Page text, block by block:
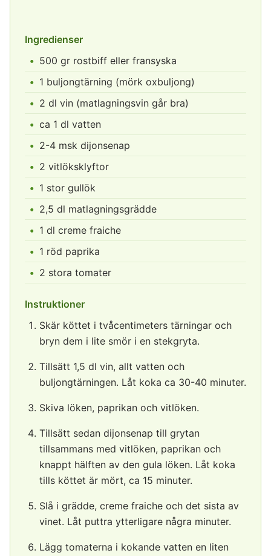
Ingredienser
500 gr rostbiff eller fransyska
1 buljongtärning (mörk oxbuljong)
2 dl vin (matlagningsvin går bra)
ca 1 dl vatten
2-4 msk dijonsenap
2 vitlöksklyftor
1 stor gullök
2,5 dl matlagningsgrädde
1 dl creme fraiche
1 röd paprika
2 stora tomater
Instruktioner
Skär köttet i tvåcentimeters tärningar och
bryn dem i lite smör i en stekgryta.
Tillsätt 1,5 dl vin, allt vatten och
buljongtärningen. Låt koka ca 30-40 minuter.
Skiva löken, paprikan och vitlöken.
Tillsätt sedan dijonsenap till grytan
tillsammans med vitlöken, paprikan och
knappt hälften av den gula löken. Låt koka
tills köttet är mört, ca 15 minuter.
Slå i grädde, creme fraiche och det sista av
vinet. Låt puttra ytterligare några minuter.
Lägg tomaterna i kokande vatten en liten